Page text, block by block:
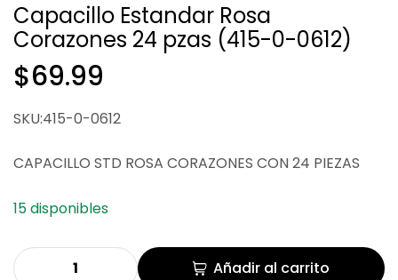
$ 58.43
$ 66.67
Capacillo Estandar Rosa
Corazones 24 pzas (415-0-0612)
$69.99
SKU:415-0-0612
CAPACILLO STD ROSA CORAZONES CON 24 PIEZAS
15 disponibles
Añadir al carrito